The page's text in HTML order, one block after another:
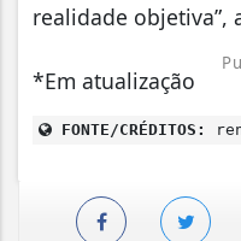
realidade objetiva”,
*Em atualização
FONTE/CRÉDITOS: